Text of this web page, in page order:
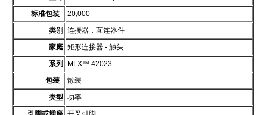
标准包装
20,000
类别
连接器，互连器件
家庭 矩形连接器 - 触头
系列
MLX™ 42023
包装
散装
类型 功率